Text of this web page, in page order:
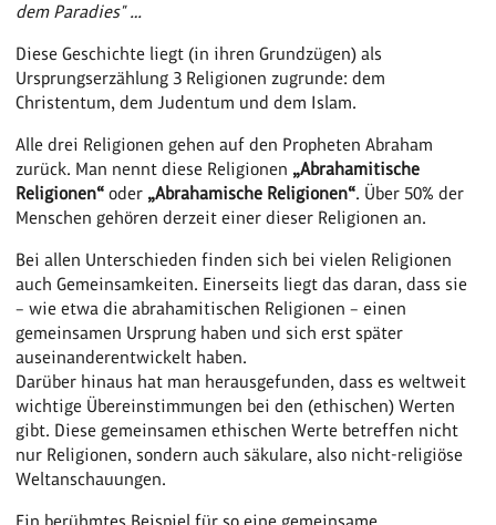
dem Paradies" …
Diese Geschichte liegt (in ihren Grundzügen) als
Ursprungserzählung 3 Religionen zugrunde: dem
Christentum, dem Judentum und dem Islam.
Alle drei Religionen gehen auf den Propheten Abraham
zurück. Man nennt diese Religionen „Abrahamitische
Religionen“ oder „Abrahamische Religionen“. Über 50% der
Menschen gehören derzeit einer dieser Religionen an.
Bei allen Unterschieden finden sich bei vielen Religionen
auch Gemeinsamkeiten. Einerseits liegt das daran, dass sie
– wie etwa die abrahamitischen Religionen – einen
gemeinsamen Ursprung haben und sich erst später
auseinanderentwickelt haben.
Darüber hinaus hat man herausgefunden, dass es weltweit
wichtige Übereinstimmungen bei den (ethischen) Werten
gibt. Diese gemeinsamen ethischen Werte betreffen nicht
nur Religionen, sondern auch säkulare, also nicht-religiöse
Weltanschauungen.
Ein berühmtes Beispiel für so eine gemeinsame